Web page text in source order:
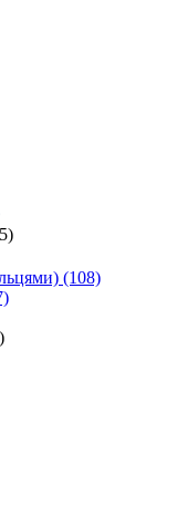
(108)